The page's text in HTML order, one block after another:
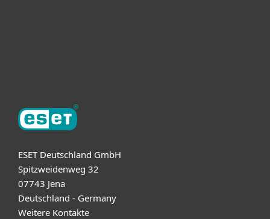
ESET Deutschland GmbH
Spitzweidenweg 32
07743 Jena
Deutschland - Germany
Weitere Kontakte